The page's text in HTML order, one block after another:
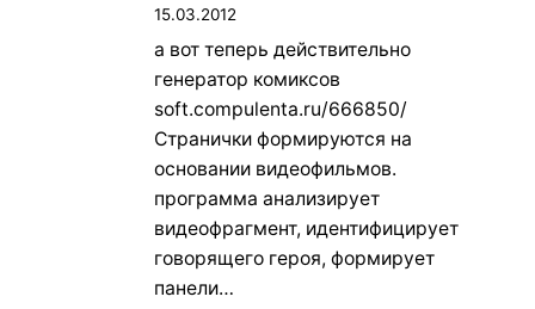
15.03.2012
а вот теперь действительно
генератор комиксов
soft.compulenta.ru/666850/
Странички формируются на
основании видеофильмов.
программа анализирует
видеофрагмент, идентифицирует
говорящего героя, формирует
панели…